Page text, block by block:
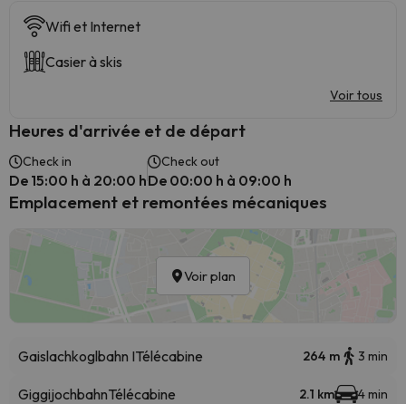
Wifi et Internet
Casier à skis
Voir tous
Heures d'arrivée et de départ
Check in
De 15:00 h à 20:00 h
Check out
De 00:00 h à 09:00 h
Emplacement et remontées mécaniques
Voir plan
Gaislachkoglbahn ITélécabine 264 m 3 min
GiggijochbahnTélécabine 2.1 km 4 min